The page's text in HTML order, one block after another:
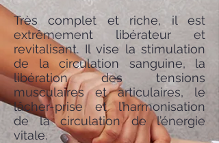
Très complet et riche, il est
extrêmement libérateur et
revitalisant. Il vise la stimulation
de la circulation sanguine, la
libération des tensions
musculaires et articulaires, le
lâcher-prise et l’harmonisation
de la circulation de l’énergie
vitale.